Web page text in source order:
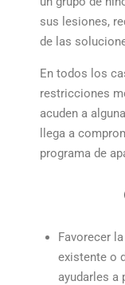
sus lesiones,
de las
En todos los
restricciones
acuden a
llega a
programa de
Favorecer
existente o
ayudarles a